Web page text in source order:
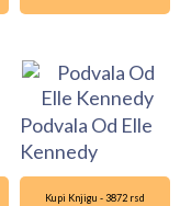
Podvala Od Elle
Kennedy
Kupi Knjigu - 3872 rsd